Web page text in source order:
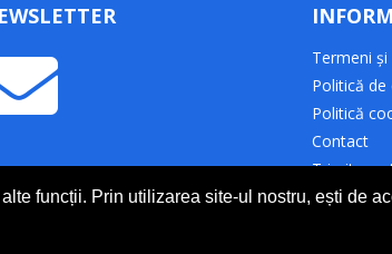
funcții. Prin utilizarea site-ul nostru, ești de
Termeni
Politică
Politică
Contact
Trimite o